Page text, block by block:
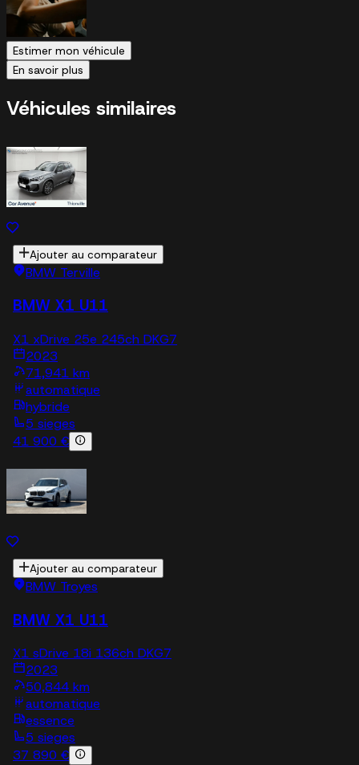
Estimer mon véhicule
En savoir plus
Véhicules similaires
Ajouter au comparateur
BMW Terville
BMW X1 U11
X1 xDrive 25e 245ch DKG7
2023
71,941 km
automatique
hybride
5 sieges
41 900 €
Ajouter au comparateur
BMW Troyes
BMW X1 U11
X1 sDrive 18i 136ch DKG7
2023
50,844 km
automatique
essence
5 sieges
37 890 €